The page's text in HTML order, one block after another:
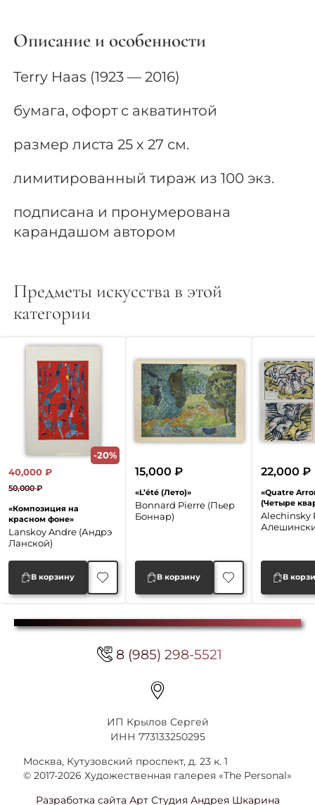
Описание и особенности
Terry Haas (1923 — 2016)
бумага, офорт с акватинтой
размер листа 25 х 27 см.
лимитированный тираж из 100 экз.
подписана и пронумерована
карандашом автором
Предметы искусства в этой
категории
-20%
«Композиция на
красном фоне»
Lanskoy Andre (Андрэ
Ланской)
50,000₽
цена
составляла
50,000 ₽.
40,000₽
цена:
40,000 ₽.
В корзину
«L’été (Лето)»
Bonnard Pierre (Пьер
Боннар)
15,000 ₽
В корзину
«Quatre
(Четыре
Alechinsky
22,000 ₽
В
8 (985) 298-5521
ИП Крылов Сергей
ИНН 773133250295
Москва, Кутузовский проспект, д. 23 к. 1
© 2017-2026 Художественная галерея «The Personal»
Разработка сайта Арт Студия Андрея Шкарина